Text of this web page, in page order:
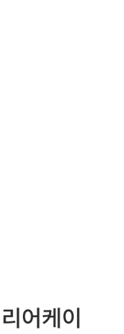
어케이